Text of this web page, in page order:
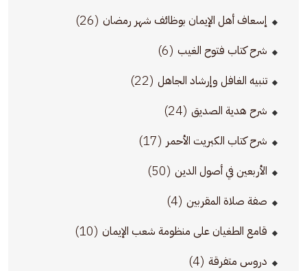
إسعاف أهل الإيمان بوظائف شهر رمضان (26)
شرح كتاب فتوح الغيب (6)
تنبيه الغافل وإرشاد الجاهل (22)
شرح هدية الصديق (24)
شرح كتاب الكبريت الأحمر (17)
الأربعين في أصول الدين (50)
صفة صلاة المقربين (4)
قامع الطغيان على منظومة شعب الإيمان (10)
دروس متفرقة (4)